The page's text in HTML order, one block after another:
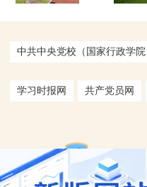
中共中央党校（国家行政学院
学习时报网 共产党员网
版权所
蒙ICP备